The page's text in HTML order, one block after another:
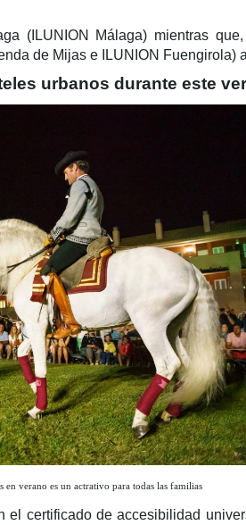
(ILUNION Málaga) mientras
de Mijas e ILUNION Fuengirola)
urbanos durante este
verano es un actrativo para todas las familias
certificado de accesibilidad